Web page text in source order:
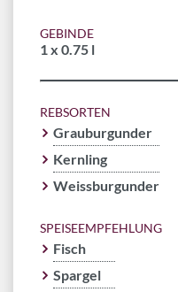
GEBINDE
1 x 0.75 l
REBSORTEN
Grauburgunder
Kernling
Weissburgunder
SPEISEEMPFEHLUNG
Fisch
Spargel